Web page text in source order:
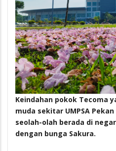
Keindahan pokok Tecoma
muda sekitar UMPSA
seolah-olah berada di
dengan bunga Sakura.